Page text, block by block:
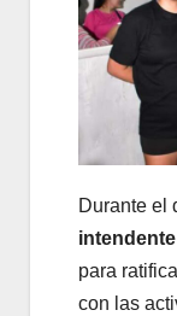
Durante el
para
con las